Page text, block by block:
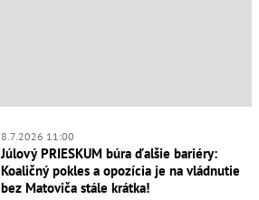
8.7.2026 11:00
Júlový PRIESKUM búra ďalšie bariéry:
Koaličný pokles a opozícia je na vládnutie
bez Matoviča stále krátka!